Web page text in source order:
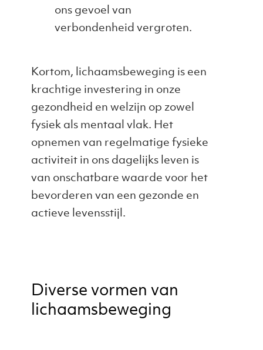
ons gevoel van
verbondenheid vergroten.
Kortom, lichaamsbeweging is een
krachtige investering in onze
gezondheid en welzijn op zowel
fysiek als mentaal vlak. Het
opnemen van regelmatige fysieke
activiteit in ons dagelijks leven is
van onschatbare waarde voor het
bevorderen van een gezonde en
actieve levensstijl.
Diverse vormen van
lichaamsbeweging